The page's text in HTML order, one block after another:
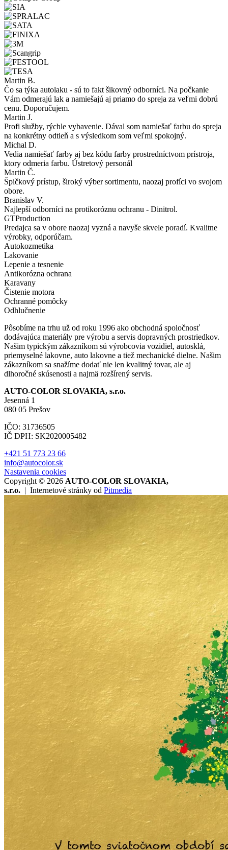
Martin B.
Čo sa týka autolaku - sú to fakt šikovný odborníci. Na počkanie
Vám odmerajú lak a namiešajú aj priamo do spreja za veľmi dobrú
cenu. Doporučujem.
Martin J.
Profi služby, rýchle vybavenie. Dával som namiešať farbu do spreja
na konkrétny odtieň a s výsledkom som veľmi spokojný.
Michal D.
Vedia namiešať farby aj bez kódu farby prostredníctvom prístroja,
ktory odmeria farbu. Ústretový personál
Martin Č.
Špičkový prístup, široký výber sortimentu, naozaj profíci vo svojom
obore.
Branislav V.
Najlepší odborníci na protikoróznu ochranu - Dinitrol.
GTProduction
Predajca sa v obore naozaj vyzná a navyše skvele poradí. Kvalitne
výrobky, odporúčam.
Autokozmetika
Lakovanie
Lepenie a tesnenie
Antikorózna ochrana
Karavany
Čistenie motora
Ochranné pomôcky
Odhlučnenie
Pôsobíme na trhu už od roku 1996 ako obchodná spoločnosť
dodávajúca materiály pre výrobu a servis dopravných prostriedkov.
Našim typickým zákazníkom sú výrobcovia vozidiel, autosklá,
priemyselné lakovne, auto lakovne a tiež mechanické dielne. Našim
zákazníkom sa snažíme dodať nie len kvalitný tovar, ale aj
dlhoročné skúsenosti a najmä rozšírený servis.
AUTO-COLOR SLOVAKIA, s.r.o.
Jesenná 1
080 05 Prešov
IČO: 31736505
IČ DPH: SK2020005482
+421 51 773 23 66
info@autocolor.sk
Nastavenia cookies
Copyright © 2026 AUTO-COLOR SLOVAKIA,
s.r.o. | Internetové stránky od Pitmedia